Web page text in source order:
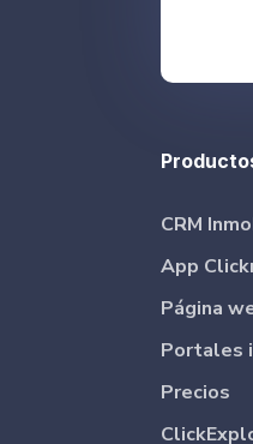
CRM
App
Página
Portales
Precios